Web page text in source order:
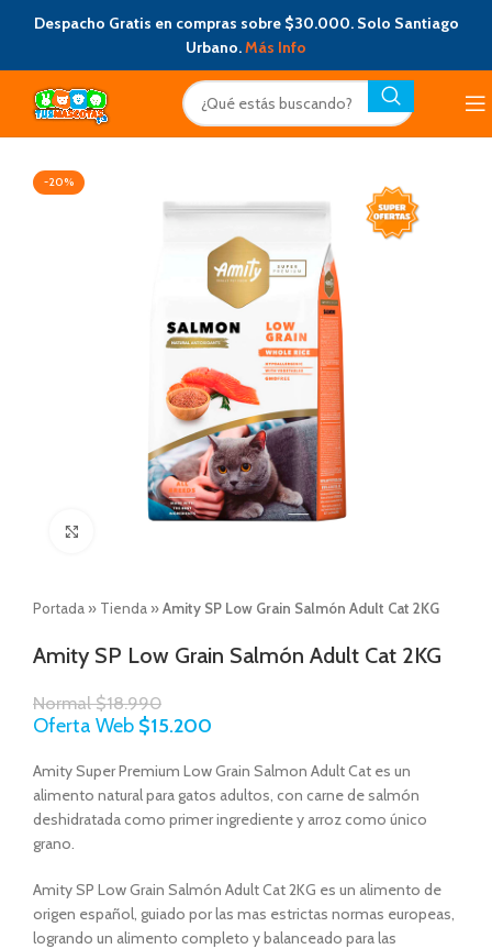
Despacho Gratis en compras sobre $30.000. Solo Santiago
Urbano.Más Info
-20%
Portada » Tienda »Amity SP Low Grain Salmón Adult Cat 2KG
Amity SP Low Grain Salmón Adult Cat 2KG
Normal$18.990
Oferta Web $15.200
Amity Super Premium Low Grain Salmon Adult Cat es un
alimento natural para gatos adultos, con carne de salmón
deshidratada como primer ingrediente y arroz como único
grano.
Amity SP Low Grain Salmón Adult Cat 2KG es un alimento de
origen español, guiado por las mas estrictas normas europeas,
logrando un alimento completo y balanceado para las